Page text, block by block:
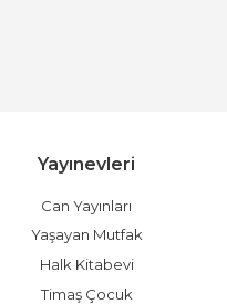
Yayınevleri
Can Yayınları
Yaşayan Mutfak
Halk Kitabevi
Timaş Çocuk